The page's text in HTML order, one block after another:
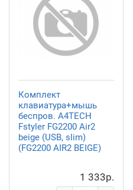
Комплект
клавиатура+мышь
беспров. A4TECH
Fstyler FG2200 Air2
beige (USB, slim)
(FG2200 AIR2 BEIGE)
1 333р.